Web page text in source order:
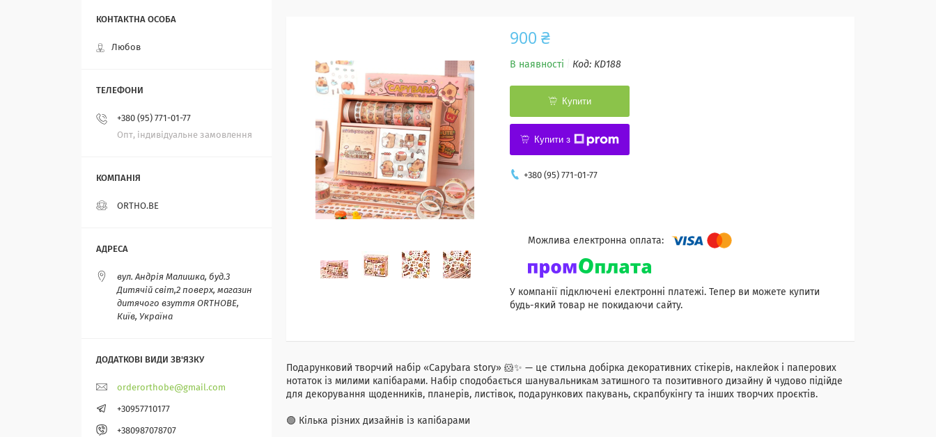
900 ₴
В наявності Код: KD188
Купити
Купити з
+380 (95) 771-01-77
У компанії підключені електронні платежі. Тепер ви можете купити
будь-який товар не покидаючи сайту.
Подарунковий творчий набір «Capybara story» 🐹✨ — це стильна добірка декоративних стікерів, наклейок і паперових
нотаток із милими капібарами. Набір сподобається шанувальникам затишного та позитивного дизайну й чудово підійде
для декорування щоденників, планерів, листівок, подарункових пакувань, скрапбукінгу та інших творчих проєктів.
🟢 Кілька різних дизайнів із капібарами
Любов
+380 (95) 771-01-77
Опт, індивідуальне замовлення
ORTHO.BE
вул. Андрія Малишка, буд.3
Дитячій світ,2 поверх, магазин
дитячого взуття ORTHOBE,
Київ, Україна
orderorthobe@gmail.com
+30957710177
+380987078707